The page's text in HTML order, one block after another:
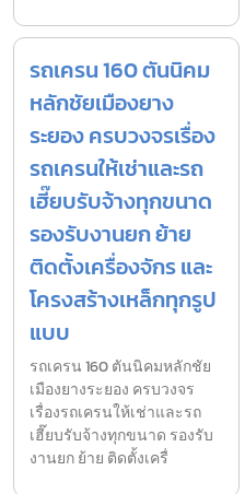
รถเครน 160 ตันนิคม
หลักชัยเมืองยาง
ระยอง ครบวงจรเรื่อง
รถเครนให้เช่าและรถ
เฮี๊ยบรับจ้างทุกขนาด
รองรับงานยก ย้าย
ติดตั้งเครื่องจักร และ
โครงสร้างเหล็กทุกรูป
แบบ
รถเครน 160 ตันนิคมหลักชัย
เมืองยางระยอง ครบวงจร
เรื่องรถเครนให้เช่าและรถ
เฮี๊ยบรับจ้างทุกขนาด รองรับ
งานยก ย้าย ติดตั้งเครื่